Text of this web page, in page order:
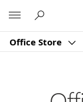
Office Store